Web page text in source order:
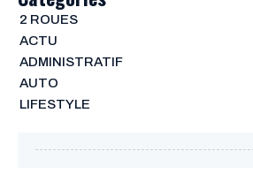
2 ROUES
ACTU
ADMINISTRATIF
AUTO
LIFESTYLE